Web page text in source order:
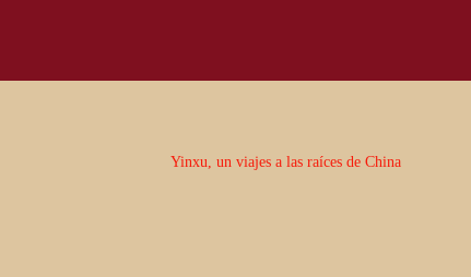
Yinxu, un viajes a las raíces de China